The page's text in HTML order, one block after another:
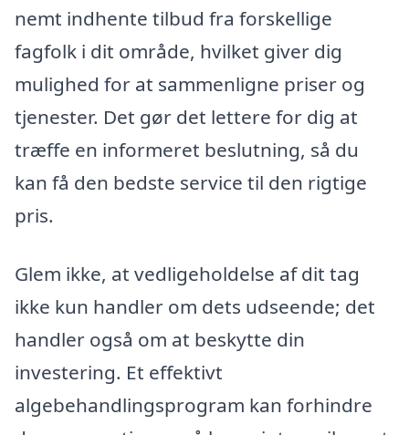
nemt indhente tilbud fra forskellige
fagfolk i dit område, hvilket giver dig
mulighed for at sammenligne priser og
tjenester. Det gør det lettere for dig at
træffe en informeret beslutning, så du
kan få den bedste service til den rigtige
pris.
Glem ikke, at vedligeholdelse af dit tag
ikke kun handler om dets udseende; det
handler også om at beskytte din
investering. Et effektivt
algebehandlingsprogram kan forhindre